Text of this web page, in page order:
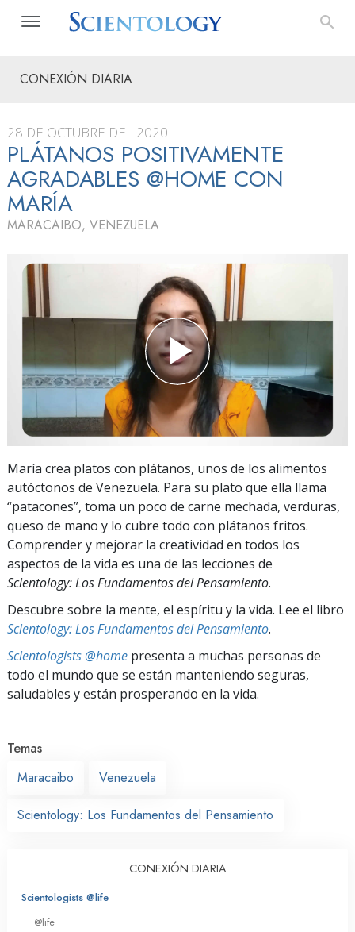
CONEXIÓN DIARIA
28 DE OCTUBRE DEL 2020
PLÁTANOS POSITIVAMENTE
AGRADABLES @HOME CON
MARÍA
MARACAIBO, VENEZUELA
María crea platos con plátanos, unos de los alimentos
autóctonos de Venezuela. Para su plato que ella llama
“patacones”, toma un poco de carne mechada, verduras,
queso de mano y lo cubre todo con plátanos fritos.
Comprender y mejorar la creatividad en todos los
aspectos de la vida es una de las lecciones de
Scientology: Los Fundamentos del Pensamiento.
Descubre sobre la mente, el espíritu y la vida. Lee el libro
Scientology: Los Fundamentos del Pensamiento.
Scientologists @home presenta a muchas personas de
todo el mundo que se están manteniendo seguras,
saludables y están prosperando en la vida.
Temas
Maracaibo
Venezuela
Scientology: Los Fundamentos del Pensamiento
CONEXIÓN DIARIA
Scientologists @life
@life